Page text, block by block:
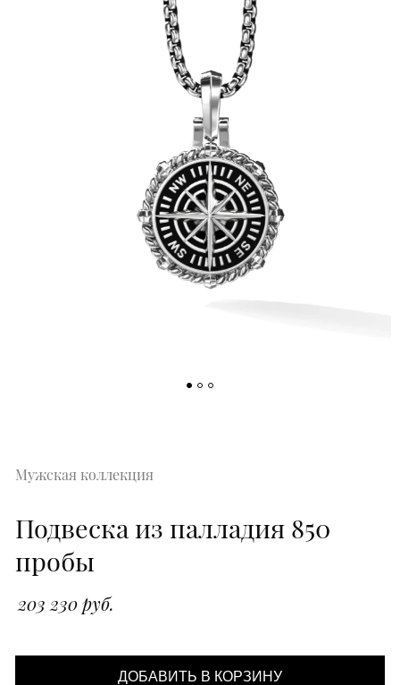
Мужская коллекция
Подвеска из палладия 850
пробы
203 230 руб.
ДОБАВИТЬ В КОРЗИНУ